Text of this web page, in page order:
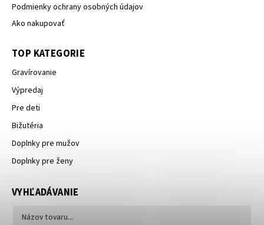
Podmienky ochrany osobných údajov
Ako nakupovať
TOP KATEGORIE
Gravírovanie
Výpredaj
Pre deti
Bižutéria
Doplnky pre mužov
Doplnky pre ženy
VYHĽADÁVANIE